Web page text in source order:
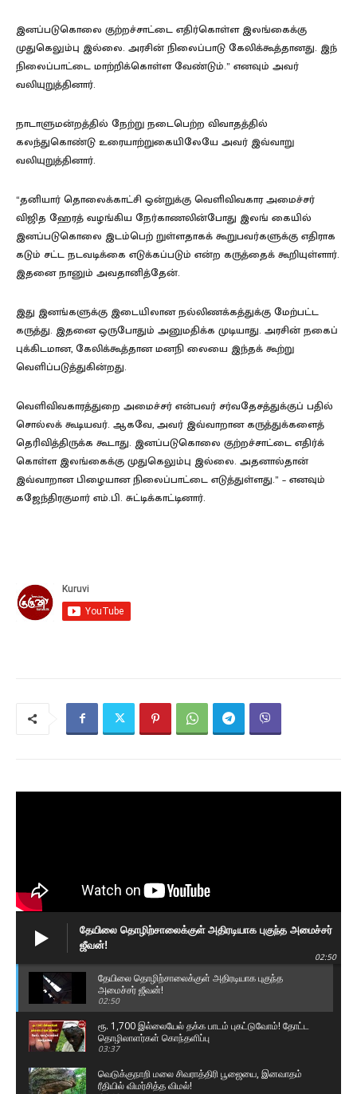
இனப்படுகொலை குற்றச்சாட்டை எதிர்கொள்ள இலங்கைக்கு
முதுகெலும்பு இல்லை. அரசின் நிலைப்பாடு கேலிக்கூத்தானது. இந்
நிலைப்பாட்டை மாற்றிக்கொள்ள வேண்டும்.” எனவும் அவர்
வலியுறுத்தினார்.
நாடாளுமன்றத்தில் நேற்று நடைபெற்ற விவாதத்தில்
கலந்துகொண்டு உரையாற்றுகையிலேயே அவர் இவ்வாறு
வலியுறுத்தினார்.
“தனியார் தொலைக்காட்சி ஒன்றுக்கு வெளிவிவகார அமைச்சர்
விஜித ஹேரத் வழங்கிய நேர்காணலின்போது இலங் கையில்
இனப்படுகொலை இடம்பெற் றுள்ளதாகக் கூறுபவர்களுக்கு எதிராக
கடும் சட்ட நடவடிக்கை எடுக்கப்படும் என்ற கருத்தைக் கூறியுள்ளார்.
இதனை நானும் அவதானித்தேன்.
இது இனங்களுக்கு இடையிலான நல்லிணக்கத்துக்கு மேற்பட்ட
கருத்து. இதனை ஒருபோதும் அனுமதிக்க முடியாது. அரசின் நகைப்
புக்கிடமான, கேலிக்கூத்தான மனநி லையை இந்தக் கூற்று
வெளிப்படுத்துகின்றது.
வெளிவிவகாரத்துறை அமைச்சர் என்பவர் சர்வதேசத்துக்குப் பதில்
சொல்லக் கூடியவர். ஆகவே, அவர் இவ்வாறான கருத்துக்களைத்
தெரிவித்திருக்க கூடாது. இனப்படுகொலை குற்றச்சாட்டை எதிர்க்
கொள்ள இலங்கைக்கு முதுகெலும்பு இல்லை. அதனால்தான்
இவ்வாறான பிழையான நிலைப்பாட்டை எடுத்துள்ளது.” – எனவும்
கஜேந்திரகுமார் எம்.பி. சுட்டிக்காட்டினார்.
தேயிலை தொழிற்சாலைக்குள் அதிரடியாக புகுந்த அமைச்சர்
ஜீவன்!
02:50
தேயிலை தொழிற்சாலைக்குள் அதிரடியாக புகுந்த
அமைச்சர் ஜீவன்!
02:50
ரூ. 1,700 இல்லையேல் தக்க பாடம் புகட்டுவோம்! தோட்ட
தொழிலாளர்கள் கொந்தளிப்பு
03:37
வெடுக்குநாறி மலை சிவராத்திரி பூஜையை, இனவாதம்
ரீதியில் விமர்சித்த விமல்!